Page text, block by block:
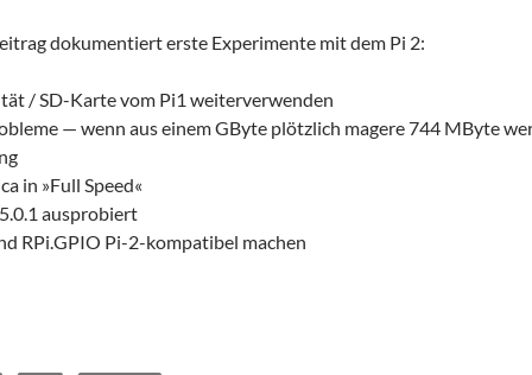
dokumentiert erste Experimente mit dem Pi 2:
/ SD-Karte vom Pi1 weiterverwenden
— wenn aus einem GByte plötzlich magere 744 MByte
in »Full Speed«
ausprobiert
RPi.GPIO Pi-2-kompatibel machen
Test